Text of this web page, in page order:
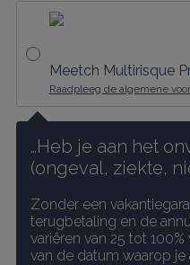
Meetch Multirisque
Raadpleeg de algemene
…Heb je aan het
(ongeval, ziekte,
Zonder een
terugbetaling en de
variëren van 25 tot
van de datum waarop je